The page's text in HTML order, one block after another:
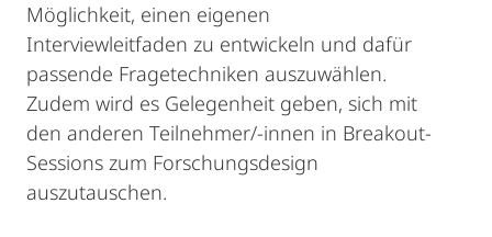
Möglichkeit, einen eigenen
Interviewleitfaden zu entwickeln und dafür
passende Fragetechniken auszuwählen.
Zudem wird es Gelegenheit geben, sich mit
den anderen Teilnehmer/-innen in Breakout-
Sessions zum Forschungsdesign
auszutauschen.